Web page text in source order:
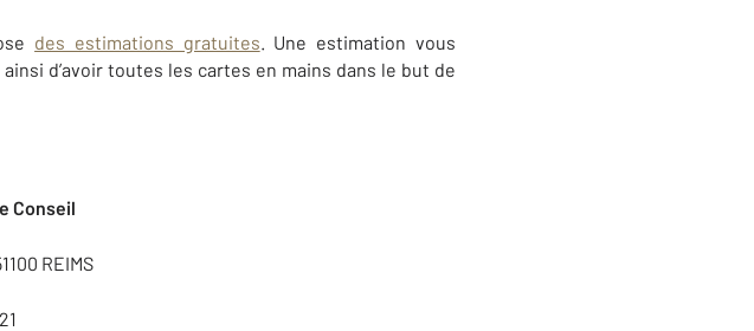
des estimations gratuites. Une estimation vous
d’avoir toutes les cartes en mains dans le but de
Conseil
REIMS